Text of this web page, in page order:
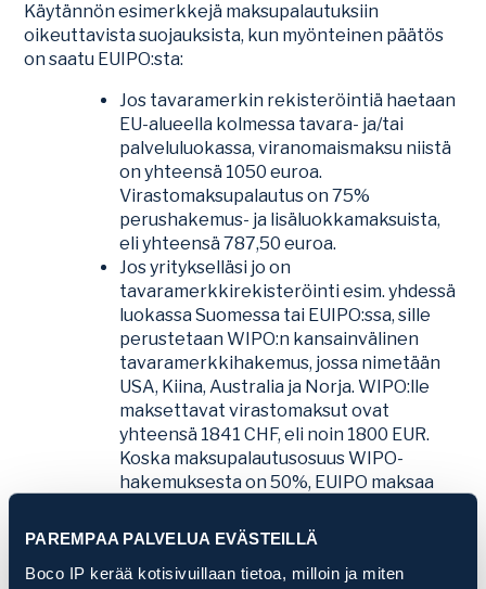
PAREMPAA PALVELUA EVÄSTEILLÄ
Boco IP kerää kotisivuillaan tietoa, milloin ja miten
Käytännön esimerkkejä maksupalautuksiin
oikeuttavista suojauksista, kun myönteinen päätös
on saatu EUIPO:sta:
Jos tavaramerkin rekisteröintiä haetaan
EU-alueella kolmessa tavara- ja/tai
palveluluokassa, viranomaismaksu niistä
on yhteensä 1050 euroa.
Virastomaksupalautus on 75%
perushakemus- ja lisäluokkamaksuista,
eli yhteensä 787,50 euroa.
Jos yritykselläsi jo on
tavaramerkkirekisteröinti esim. yhdessä
luokassa Suomessa tai EUIPO:ssa, sille
perustetaan WIPO:n kansainvälinen
tavaramerkkihakemus, jossa nimetään
USA, Kiina, Australia ja Norja. WIPO:lle
maksettavat virastomaksut ovat
yhteensä 1841 CHF, eli noin 1800 EUR.
Koska maksupalautusosuus WIPO-
hakemuksesta on 50%, EUIPO maksaa
noin 900 euroa.
aiempaa rekisteröintiä (tai hakemusta) ei